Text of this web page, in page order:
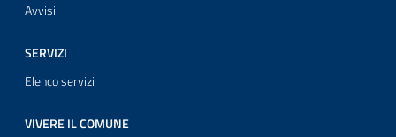
Avvisi
SERVIZI
Elenco servizi
VIVERE IL COMUNE